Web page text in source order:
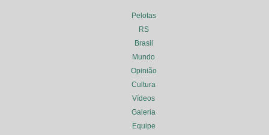
Pelotas
RS
Brasil
Mundo
Opinião
Cultura
Vídeos
Galeria
Equipe